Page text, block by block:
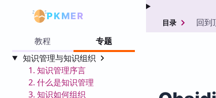
PKMER
教程
专题
知识管理与知识组织
1. 知识管理序言
2. 什么是知识管理
3. 知识如何组织
目录 回到